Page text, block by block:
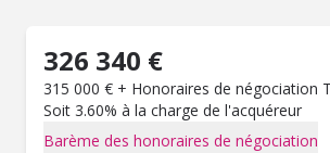
326 340 €
315 000 € + Honoraires de négociation
Soit 3.60% à la charge de l'acquéreur
Barème des honoraires de négociation